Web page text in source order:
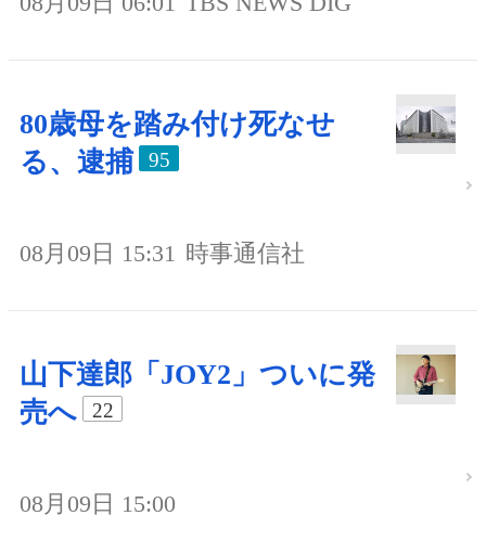
80歳母を踏み付け死なせ
る、逮捕
95
08月09日 15:31 時事通信社
山下達郎「JOY2」ついに発
売へ
22
08月09日 15:00